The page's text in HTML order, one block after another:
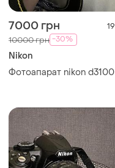
7000 грн 19
10000 грн -30%
Nikon
Фотоапарат nikon d3100